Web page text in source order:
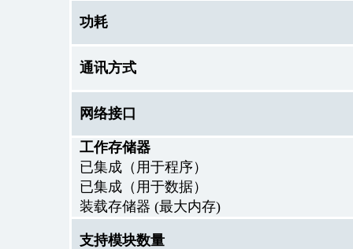
功耗
通讯方式
网络接口
工作存储器
已集成（用于程序）
已集成（用于数据）
装载存储器 (最大内存)
支持模块数量